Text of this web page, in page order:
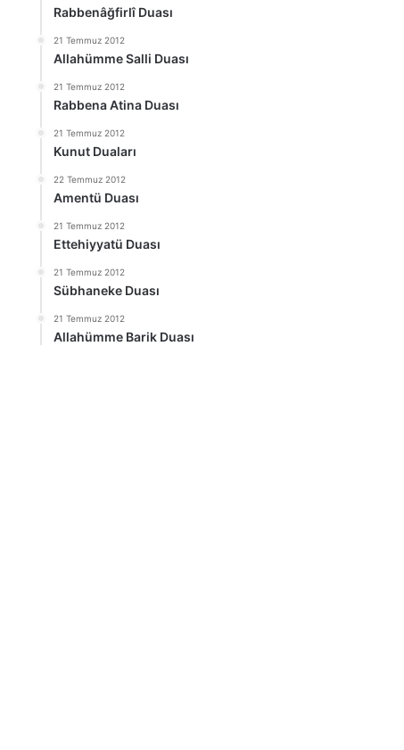
Rabbenâğfirlî Duası
21 Temmuz 2012
Allahümme Salli Duası
21 Temmuz 2012
Rabbena Atina Duası
21 Temmuz 2012
Kunut Duaları
22 Temmuz 2012
Amentü Duası
21 Temmuz 2012
Ettehiyyatü Duası
21 Temmuz 2012
Sübhaneke Duası
21 Temmuz 2012
Allahümme Barik Duası